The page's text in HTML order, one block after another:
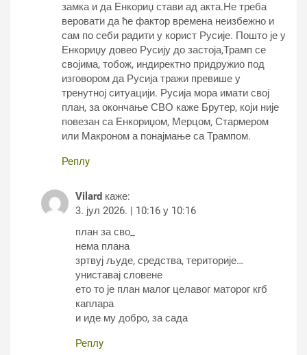
замка и да Енкориџ стави ад акта.Не треба
веровати да ће фактор времена неизбежно и
сам по себи радити у корист Русије. Пошто је у
Енкориџу довео Русију до застоја,Трамп се
својима, тобож, индиректно придружио под
изговором да Русија тражи превише у
тренутној ситуацији. Русија мора имати свој
план, за окончање СВО каже Брутер, који није
повезан са Енкориџом, Мерцом, Стармером
или Макроном а понајмање са Трампом.
Реплy
Vilard каже:
3. јул 2026. | 10:16 у 10:16
план за сво_
нема плана
зртвуј људе, средства, територије…
униставај словене
ето то је план малог целавог маторог кгб
каплара
и иде му добро, за сада
Реплy